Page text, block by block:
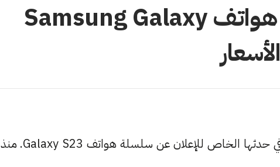
الإعلان رسميا عن سلسلة هواتف Samsung Galaxy
في حدثها الخاص للإعلان عن سلسلة هواتف Galaxy S23. منذ